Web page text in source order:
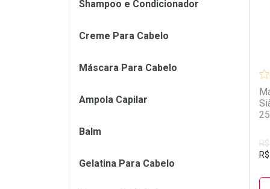
R$
Shampoo e Condicionador
Creme Para Cabelo
Máscara Para Cabelo
Ampola Capilar
Balm
Gelatina Para Cabelo